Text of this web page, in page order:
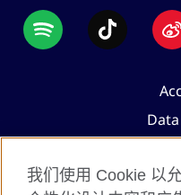
我们使用 Cookie 以